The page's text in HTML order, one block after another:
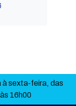
à sexta-feira, das
16h00